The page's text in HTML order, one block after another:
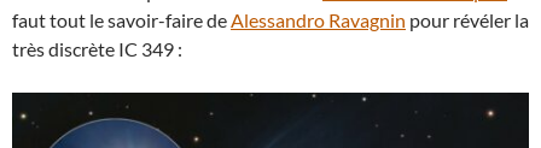
faut tout le savoir-faire de Alessandro Ravagnin pour révéler la
très discrète IC 349 :